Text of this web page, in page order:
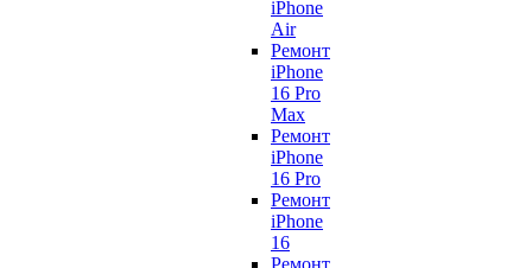
iPhone
Air
Ремонт
iPhone
16 Pro
Max
Ремонт
iPhone
16 Pro
Ремонт
iPhone
16
Ремонт